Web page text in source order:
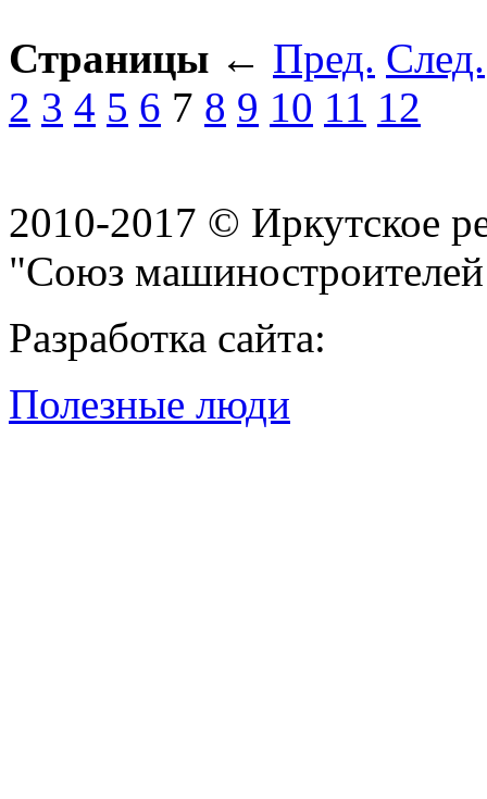
Страницы ← Пред. След.
2 3 4 5 6 7 8 9 10 11 12
2010-2017 © Иркутское
"Союз
Разработка сайта:
Полезные люди